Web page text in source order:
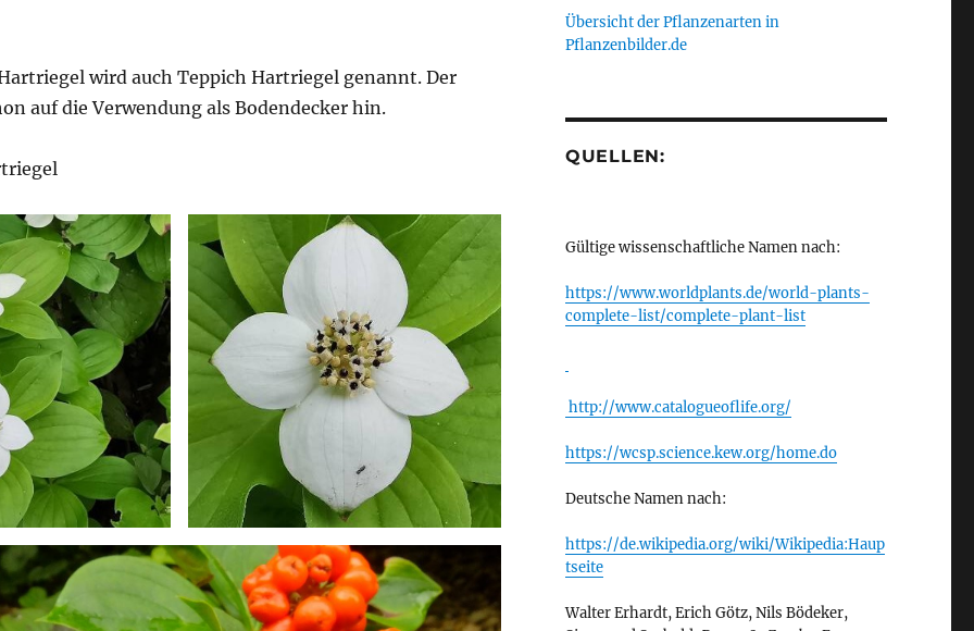
wird auch Teppich Hartriegel genannt. Der
auf die Verwendung als Bodendecker hin.
Übersicht der Pflanzenarten in
Pflanzenbilder.de
QUELLEN:
Gültige wissenschaftliche Namen nach:
https://www.worldplants.de/world-plants-
complete-list/complete-plant-list
http://www.catalogueoflife.org/
https://wcsp.science.kew.org/home.do
Deutsche Namen nach:
https://de.wikipedia.org/wiki/Wikipedia:Haup
tseite
Walter Erhardt, Erich Götz, Nils Bödeker,